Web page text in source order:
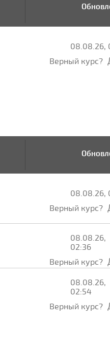
08.08.26,
Верный курс?
08.08.26,
Верный курс?
08.08.26,
02:36
Верный курс?
08.08.26,
02:54
Верный курс?